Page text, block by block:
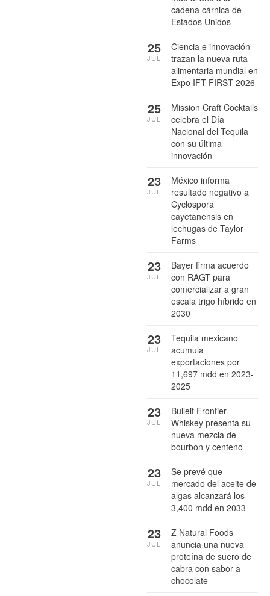
cadena cárnica de
Estados Unidos
Ciencia e innovación
trazan la nueva ruta
alimentaria mundial en
Expo IFT FIRST 2026
25
JUL
Mission Craft Cocktails
celebra el Día
Nacional del Tequila
con su última
innovación
25
JUL
México informa
resultado negativo a
Cyclospora
cayetanensis en
lechugas de Taylor
Farms
23
JUL
Bayer firma acuerdo
con RAGT para
comercializar a gran
escala trigo híbrido en
2030
23
JUL
Tequila mexicano
acumula
exportaciones por
11,697 mdd en 2023-
2025
23
JUL
Bulleit Frontier
Whiskey presenta su
nueva mezcla de
bourbon y centeno
23
JUL
Se prevé que
mercado del aceite de
algas alcanzará los
3,400 mdd en 2033
23
JUL
Z Natural Foods
anuncia una nueva
proteína de suero de
cabra con sabor a
chocolate
23
JUL